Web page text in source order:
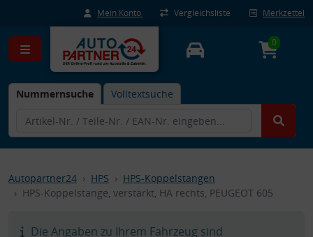
Mein Konto Vergleichsliste Merkzettel
Nummernsuche Volltextsuche
0
Autopartner24 HPS
HPS-Koppelstangen
HPS-Koppelstange, verstärkt, HA rechts, PEUGEOT 605
Die Angaben zu Ihrem Fahrzeug sind